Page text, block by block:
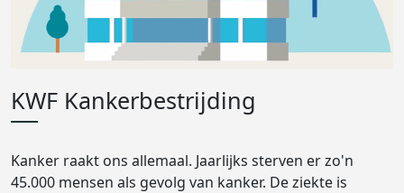
KWF Kankerbestrijding
Kanker raakt ons allemaal. Jaarlijks sterven er zo'n
45.000 mensen als gevolg van kanker. De ziekte is